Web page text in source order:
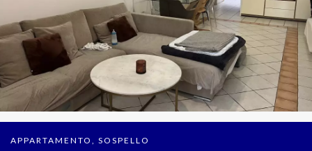
APPARTAMENTO, SOSPELLO